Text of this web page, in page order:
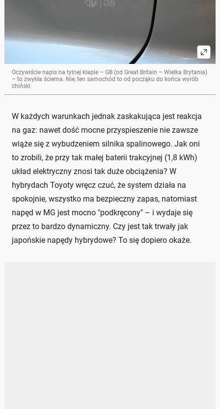
Oczywiście napis na tylnej klapie – GB (od Great Britain – Wielka Brytania)
– to zwykła ściema. Nie, ten samochód to od począku do końca wyrób
chiński
W każdych warunkach jednak zaskakująca jest reakcja
na gaz: nawet dość mocne przyspieszenie nie zawsze
wiąże się z wybudzeniem silnika spalinowego. Jak oni
to zrobili, że przy tak małej baterii trakcyjnej (1,8 kWh)
układ elektryczny znosi tak duże obciążenia? W
hybrydach Toyoty wręcz czuć, że system działa na
spokojnie, wszystko ma bezpieczny zapas, natomiast
napęd w MG jest mocno "podkręcony" – i wydaje się
przez to bardzo dynamiczny. Czy jest tak trwały jak
japońskie napędy hybrydowe? To się dopiero okaże.